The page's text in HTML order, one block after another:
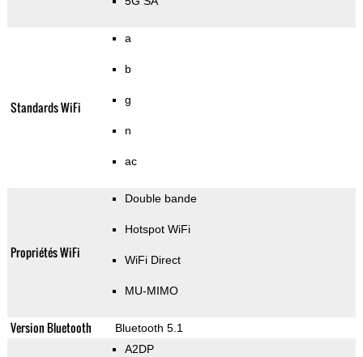
Standards WiFi
a
b
g
n
ac
Propriétés WiFi
Double bande
Hotspot WiFi
WiFi Direct
MU-MIMO
Version Bluetooth Bluetooth 5.1
A2DP